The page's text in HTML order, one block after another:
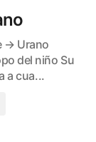
→ Urano
del niño Su
a cua...